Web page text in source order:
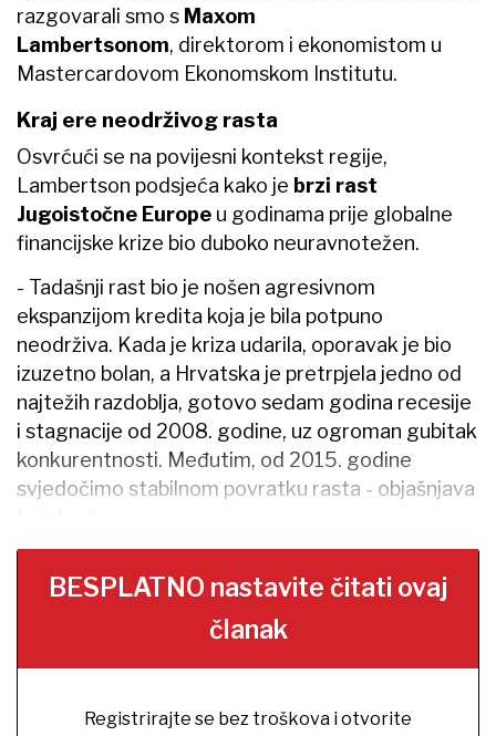
razgovarali smo s Maxom
Lambertsonom, direktorom i ekonomistom u
Mastercardovom Ekonomskom Institutu.
Kraj ere neodrživog rasta
Osvrćući se na povijesni kontekst regije,
Lambertson podsjeća kako je brzi rast
Jugoistočne Europe u godinama prije globalne
financijske krize bio duboko neuravnotežen.
- Tadašnji rast bio je nošen agresivnom
ekspanzijom kredita koja je bila potpuno
neodrživa. Kada je kriza udarila, oporavak je bio
izuzetno bolan, a Hrvatska je pretrpjela jedno od
najtežih razdoblja, gotovo sedam godina recesije
i stagnacije od 2008. godine, uz ogroman gubitak
konkurentnosti. Međutim, od 2015. godine
svjedočimo stabilnom povratku rasta - objašnjava
BESPLATNO nastavite čitati ovaj
članak
Registrirajte se bez troškova i otvorite